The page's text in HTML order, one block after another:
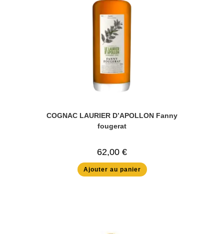
COGNAC LAURIER D’APOLLON Fanny
fougerat
62,00 €
Ajouter au panier